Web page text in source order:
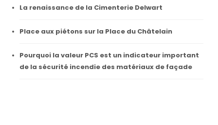
La renaissance de la Cimenterie Delwart
Place aux piétons sur la Place du Châtelain
Pourquoi la valeur PCS est un indicateur important
de la sécurité incendie des matériaux de façade